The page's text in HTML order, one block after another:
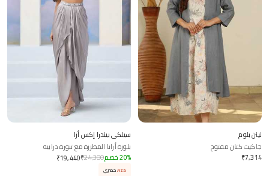
لينن بلوم
جاكيت كتان مفتوح
₹7,314
سيلكي بيندرا إكس أزا
بلوزة أرانا المطرزة مع تنورة درابيه
₹19,440₹24,300 20% خصم
Azaحصري